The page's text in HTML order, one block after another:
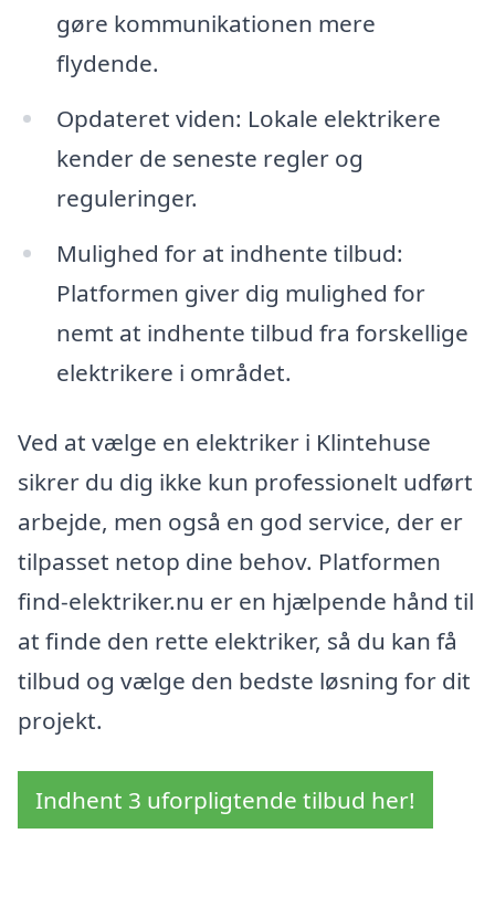
gøre kommunikationen mere
flydende.
Opdateret viden: Lokale elektrikere
kender de seneste regler og
reguleringer.
Mulighed for at indhente tilbud:
Platformen giver dig mulighed for
nemt at indhente tilbud fra forskellige
elektrikere i området.
Ved at vælge en elektriker i Klintehuse
sikrer du dig ikke kun professionelt udført
arbejde, men også en god service, der er
tilpasset netop dine behov. Platformen
find-elektriker.nu er en hjælpende hånd til
at finde den rette elektriker, så du kan få
tilbud og vælge den bedste løsning for dit
projekt.
Indhent 3 uforpligtende tilbud her!